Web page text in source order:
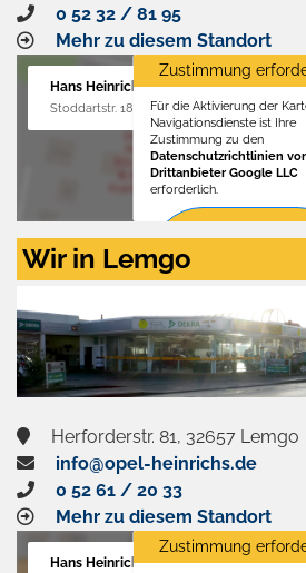
0 52 32 / 81 95
Mehr zu diesem Standort
Hans Heinrichs GmbH
Stoddartstr. 18, 32758 Detmold
Zustimmung
Für die Aktivierung der
Navigationsdienste ist Ihre
Zustimmung zu den
Datenschutzrichtlinien
Drittanbieter Google LLC
erforderlich.
Zustimmen
aktivieren
Wir in Lemgo
Herforderstr. 81, 32657 Lemgo
info@opel-heinrichs.de
0 52 61 / 20 33
Mehr zu diesem Standort
Hans Heinrichs GmbH
Zustimmung